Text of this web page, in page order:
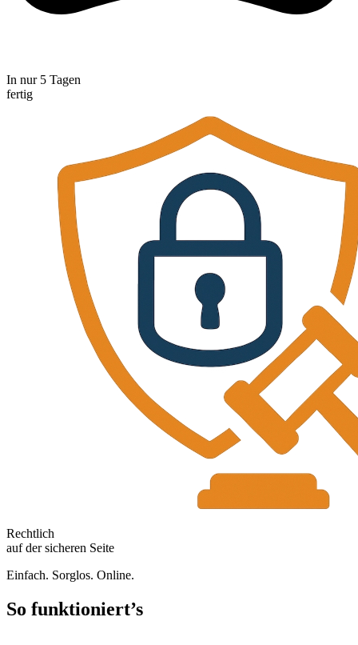
In nur 5 Tagen
fertig
Rechtlich
auf der sicheren Seite
Einfach. Sorglos. Online.
So funktioniert’s